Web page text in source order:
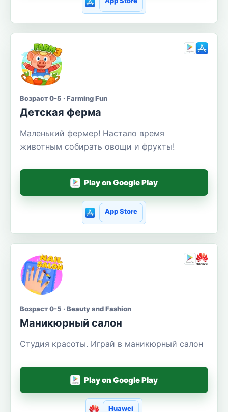
Возраст 0-5 · Farming Fun
Детская ферма
Маленький фермер! Настало время
животным собирать овощи и фрукты!
Play on Google Play
App Store
Возраст 0-5 · Beauty and Fashion
Маникюрный салон
Студия красоты. Играй в маникюрный салон
Play on Google Play
Huawei